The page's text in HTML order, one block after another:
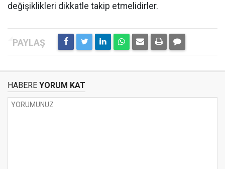
değişiklikleri dikkatle takip etmelidirler.
HABERE YORUM KAT